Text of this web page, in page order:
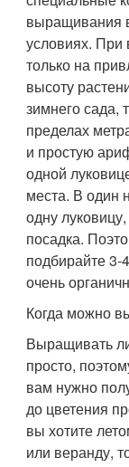
выращивания
условиях. При
только на
высоту
зимнего сада,
пределах
и простую
одной
места. В один
одну
посадка.
подбирайте 3-
очень
Когда можно
Выращивать
просто,
вам нужно
до цветения
вы хотите
или веранду,